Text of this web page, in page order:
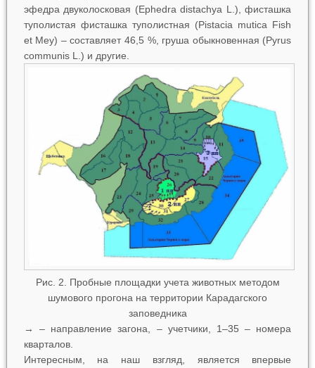
эфедра двуколосковая (Ephedra distachya L.), фисташка
туполистая фисташка туполистная (Pistacia mutica Fish
et Mey) – составляет 46,5 %, груша обыкновенная (Pyrus
communis L.) и другие.
Рис. 2. Пробные площадки учета животных методом
шумового прогона на территории Карадагского
заповедника
→ – направление загона, – учетчики, 1–35 – номера
кварталов.
Интересным, на наш взгляд, является впервые